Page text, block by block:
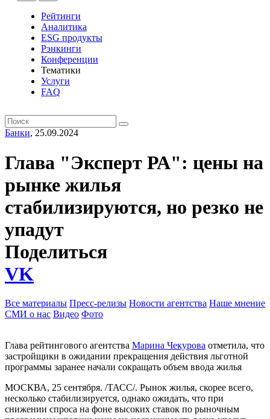
Рейтинги
Аналитика
ESG продукты
Рэнкинги
Конференции
Тематики
Услуги
FAQ
Банки, 25.09.2024
Глава "Эксперт РА": цены на
рынке жилья
стабилизируются, но резко не
упадут
Поделиться
VK
Все материалы Пресс-релизы Новости агентства Наше мнение
СМИ о нас Видео Фото
Глава рейтингового агентства Марина Чекурова отметила, что
застройщики в ожидании прекращения действия льготной
программы заранее начали сокращать объем ввода жилья
МОСКВА, 25 сентября. /ТАСС/. Рынок жилья, скорее всего,
несколько стабилизируется, однако ожидать, что при
снижении спроса на фоне высоких ставок по рыночным